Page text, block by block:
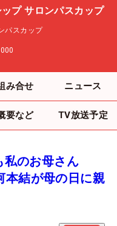
プ サロンパスカップ
パスカップ
み合せ ニュース
要など TV放送予定
私のお母さん
結が母の日に親